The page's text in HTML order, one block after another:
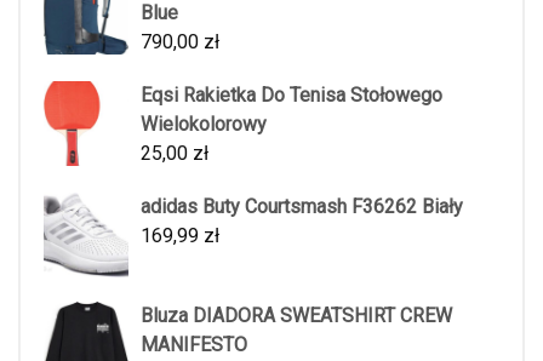
Blue
790,00 zł
Eqsi Rakietka Do Tenisa Stołowego
Wielokolorowy
25,00 zł
adidas Buty Courtsmash F36262 Biały
169,99 zł
Bluza DIADORA SWEATSHIRT CREW
MANIFESTO